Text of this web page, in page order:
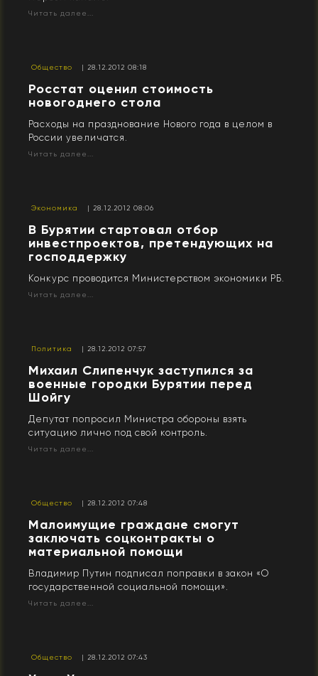
Читать далее...
Общество | 28.12.2012 08:18
Росстат оценил стоимость
новогоднего стола
Расходы на празднование Нового года в целом в
России увеличатся.
Читать далее...
Экономика | 28.12.2012 08:06
В Бурятии стартовал отбор
инвестпроектов, претендующих на
господдержку
Конкурс проводится Министерством экономики РБ.
Читать далее...
Политика | 28.12.2012 07:57
Михаил Слипенчук заступился за
военные городки Бурятии перед
Шойгу
Депутат попросил Министра обороны взять
ситуацию лично под свой контроль.
Читать далее...
Общество | 28.12.2012 07:48
Малоимущие граждане смогут
заключать соцконтракты о
материальной помощи
Владимир Путин подписал поправки в закон «О
государственной социальной помощи».
Читать далее...
Общество | 28.12.2012 07:43